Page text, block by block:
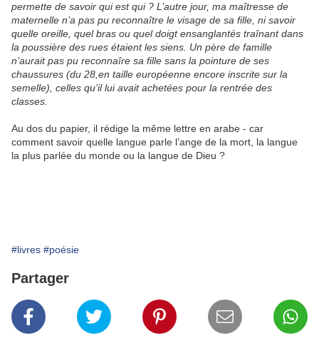
permette de savoir qui est qui ? L’autre jour, ma maîtresse de
maternelle n’a pas pu reconnaître le visage de sa fille, ni savoir
quelle oreille, quel bras ou quel doigt ensanglantés traînant dans
la poussière des rues étaient les siens. Un père de famille
n’aurait pas pu reconnaîre sa fille sans la pointure de ses
chaussures (du 28,en taille européenne encore inscrite sur la
semelle), celles qu’il lui avait achetées pour la rentrée des
classes.
Au dos du papier, il rédige la même lettre en arabe - car
comment savoir quelle langue parle l’ange de la mort, la langue
la plus parlée du monde ou la langue de Dieu ?
#livres #poésie
Partager